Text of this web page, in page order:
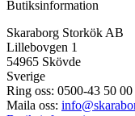
Butiksinformation
Skaraborg Storkök AB
Lillebovgen 1
54965 Skövde
Sverige
Ring oss: 0500-43 50 00
Maila oss: